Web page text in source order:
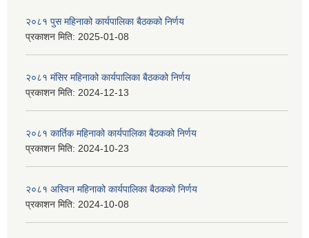
२०८१ पुस महिनाको कार्यपालिका बैठकको निर्णय
प्रकाशन मिति: 2025-01-08
२०८१ मंसिर महिनाको कार्यपालिका बैठकको निर्णय
प्रकाशन मिति: 2024-12-13
२०८१ कार्तिक महिनाको कार्यपालिका बैठकको निर्णय
प्रकाशन मिति: 2024-10-23
२०८१ अस्विन महिनाको कार्यपालिका बैठकको निर्णय
प्रकाशन मिति: 2024-10-08